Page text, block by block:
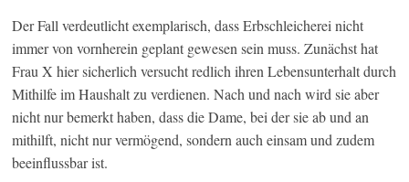
Der Fall verdeutlicht exemplarisch, dass Erbschleicherei nicht
immer von vornherein geplant gewesen sein muss. Zunächst hat
Frau X hier sicherlich versucht redlich ihren Lebensunterhalt durch
Mithilfe im Haushalt zu verdienen. Nach und nach wird sie aber
nicht nur bemerkt haben, dass die Dame, bei der sie ab und an
mithilft, nicht nur vermögend, sondern auch einsam und zudem
beeinflussbar ist.